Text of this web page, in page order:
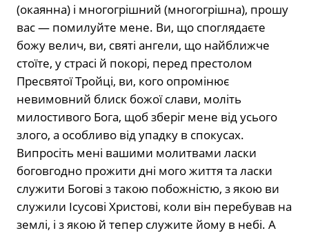
(окаянна) і многогрішний (многогрішна), прошу
вас — помилуйте мене. Ви, що споглядаєте
божу велич, ви, святі ангели, що найближче
стоїте, у страсі й покорі, перед престолом
Пресвятої Тройці, ви, кого опромінює
невимовний блиск божої слави, моліть
милостивого Бога, щоб зберіг мене від усього
злого, а особливо від упадку в спокусах.
Випросіть мені вашими молитвами ласки
боговгодно прожити дні мого життя та ласки
служити Богові з такою побожністю, з якою ви
служили Ісусові Христові, коли він перебував на
землі, і з якою й тепер служите йому в небі. А